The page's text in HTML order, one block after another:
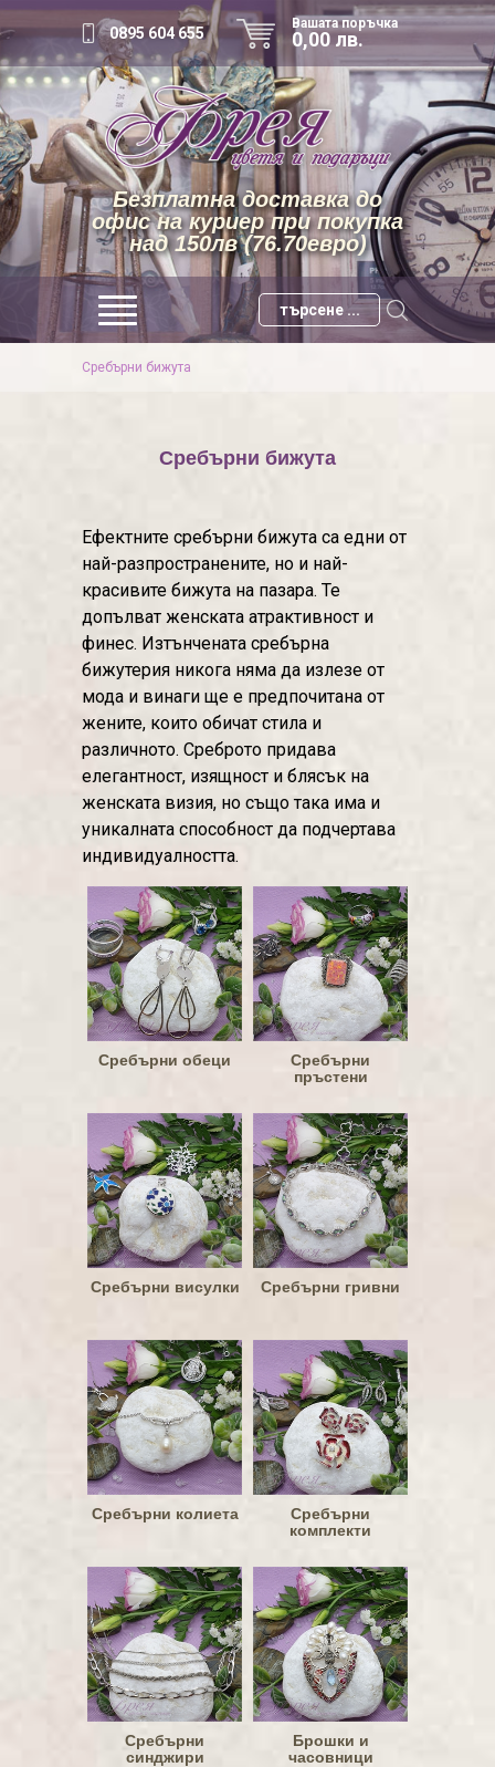
0895 604 655
Вашата поръчка
0,00 лв.
Безплатна доставка до
офис на куриер при покупка
над 150лв (76.70евро)
Сребърни бижута
Сребърни бижута
Ефектните сребърни бижута са едни от
най-разпространените, но и най-
красивите бижута на пазара. Те
допълват женската атрактивност и
финес. Изтънчената сребърна
бижутерия никога няма да излезе от
мода и винаги ще е предпочитана от
жените, които обичат стила и
различното. Среброто придава
елегантност, изящност и блясък на
женската визия, но също така има и
уникалната способност да подчертава
индивидуалността.
Сребърни обеци
Сребърни
пръстени
Сребърни висулки Сребърни гривни
Сребърни колиета
Сребърни
комплекти
Сребърни
синджири
Брошки и
часовници